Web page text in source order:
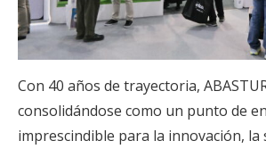
Con 40 años de trayectoria,
consolidándose como un punto de
imprescindible para la innovación,